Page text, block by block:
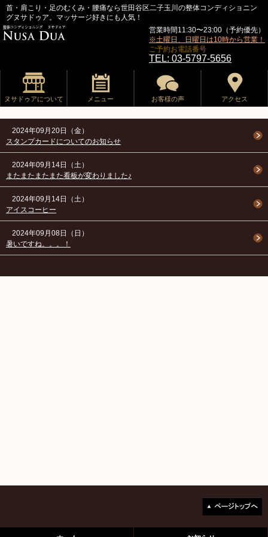
首・肩こり・足のむくみ・腰痛なら世田谷区二子玉川の整体コンディショニン
グヌサドゥア。マッサージ好きにも人気！
営業時間11:30〜23:00（予約優先）
※土曜日、日曜日は10時から営業！
ご予約お電話番号
TEL: 03-5797-5656
ヌサドゥアについて メニュー お客様の声 アクセス
2024年09月20日（金）
スタンプカードについてのお知らせ
2024年09月14日（土）
またまたまたまた看板が変わりました♪
2024年09月14日（土）
アイスコーヒー
2024年09月08日（日）
暑いですね。。。！